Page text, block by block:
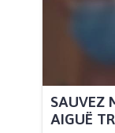
SAUVEZ
AIGUË